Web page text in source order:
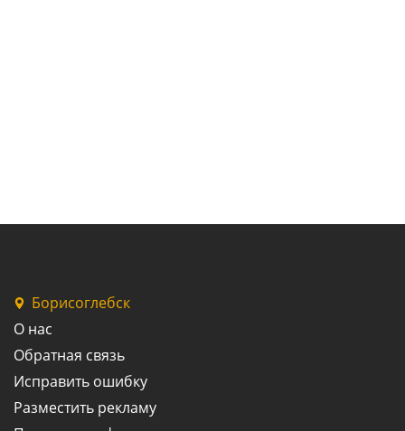
Борисоглебск
О нас
Обратная связь
Исправить ошибку
Разместить рекламу